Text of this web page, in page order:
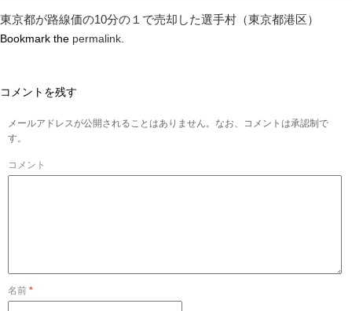
東京都が路線価の10分の１で売却した選手村（東京都港区）
Bookmark the permalink
コメントを残す
メールアドレスが公開されることはありません。なお、コメントは承認制で
す。
コメント
名前 *